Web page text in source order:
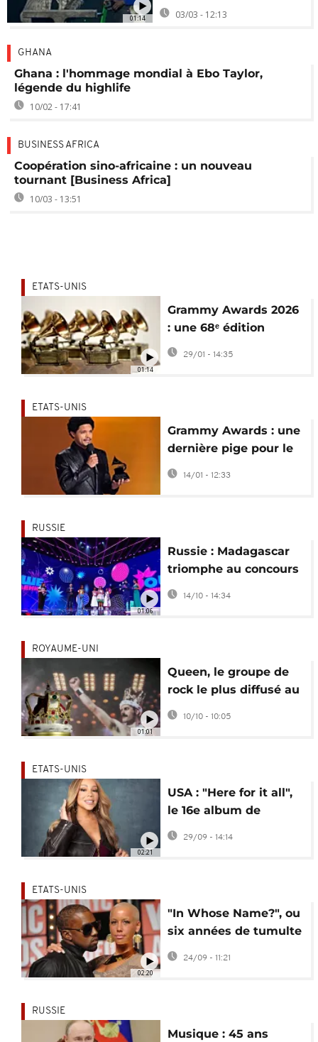
01:14 03/03 - 12:13
GHANA
Ghana : l'hommage mondial à Ebo Taylor,
légende du highlife
10/02 - 17:41
BUSINESS AFRICA
Coopération sino-africaine : un nouveau
tournant [Business Africa]
10/03 - 13:51
01:14
ETATS-UNIS
Grammy Awards 2026
: une 68ᵉ édition
ouverte sur les
musiques du monde
29/01 - 14:35
ETATS-UNIS
Grammy Awards : une
dernière pige pour le
Sud-Africain Trevor
Noah
14/01 - 12:33
01:06
RUSSIE
Russie : Madagascar
triomphe au concours
de chant "Our
Generation"
14/10 - 14:34
01:01
ROYAUME-UNI
Queen, le groupe de
rock le plus diffusé au
Royaume-Uni au 21e
siècle
10/10 - 10:05
02:21
ETATS-UNIS
USA : "Here for it all",
le 16e album de
Mariah Carey
29/09 - 14:14
02:20
ETATS-UNIS
"In Whose Name?", ou
six années de tumulte
dans l’intimité de
24/09 - 11:21
RUSSIE
Musique : 45 ans